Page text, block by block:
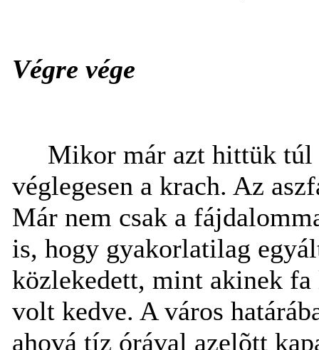
Végre vége
Mikor már azt hittük túl
véglegesen a krach. Az
Már nem csak a
is, hogy gyakorlatilag
közlekedett, mint akinek fa
volt kedve. A város
ahová tíz órával azelõtt